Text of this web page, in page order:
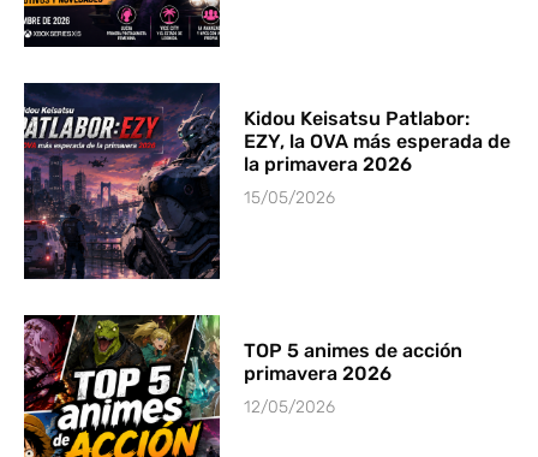
Kidou Keisatsu Patlabor:
EZY, la OVA más esperada de
la primavera 2026
15/05/2026
TOP 5 animes de acción
primavera 2026
12/05/2026